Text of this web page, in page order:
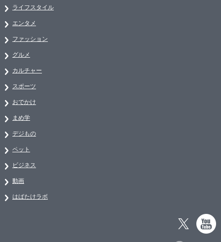
ライフスタイル
エンタメ
ファッション
グルメ
カルチャー
スポーツ
おでかけ
まめ学
デジもの
ペット
ビジネス
動画
はばたけラボ